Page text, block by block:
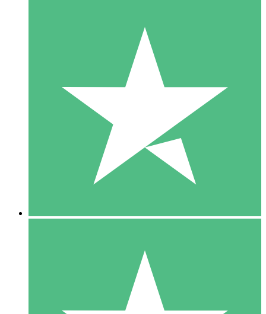
Individuelle Credit-Pakete
Zahlen Sie nach Bedarf mit Download-Credits. Keine
monatliche Verpflichtung erforderlich.
10 00
10 Downloads
20 00